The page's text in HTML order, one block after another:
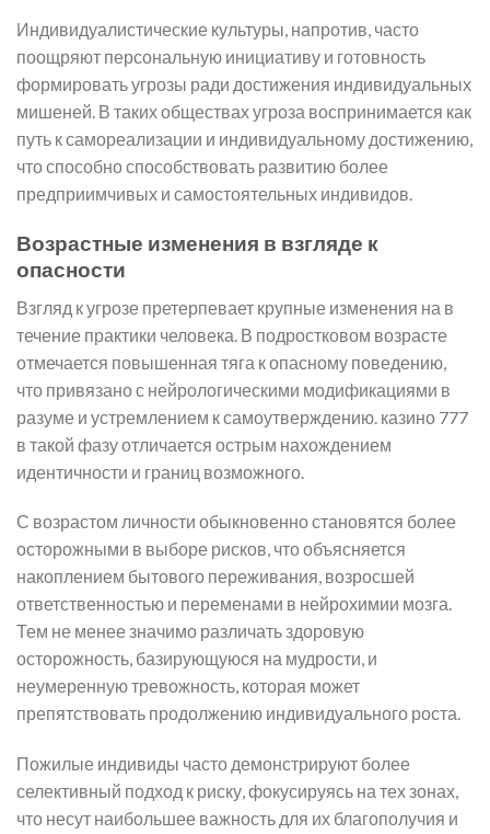
Индивидуалистические культуры, напротив, часто
поощряют персональную инициативу и готовность
формировать угрозы ради достижения индивидуальных
мишеней. В таких обществах угроза воспринимается как
путь к самореализации и индивидуальному достижению,
что способно способствовать развитию более
предприимчивых и самостоятельных индивидов.
Возрастные изменения в взгляде к
опасности
Взгляд к угрозе претерпевает крупные изменения на в
течение практики человека. В подростковом возрасте
отмечается повышенная тяга к опасному поведению,
что привязано с нейрологическими модификациями в
разуме и устремлением к самоутверждению. казино 777
в такой фазу отличается острым нахождением
идентичности и границ возможного.
С возрастом личности обыкновенно становятся более
осторожными в выборе рисков, что объясняется
накоплением бытового переживания, возросшей
ответственностью и переменами в нейрохимии мозга.
Тем не менее значимо различать здоровую
осторожность, базирующуюся на мудрости, и
неумеренную тревожность, которая может
препятствовать продолжению индивидуального роста.
Пожилые индивиды часто демонстрируют более
селективный подход к риску, фокусируясь на тех зонах,
что несут наибольшее важность для их благополучия и